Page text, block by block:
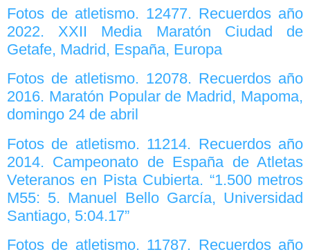
Fotos de atletismo. 12477. Recuerdos año
2022. XXII Media Maratón Ciudad de
Getafe, Madrid, España, Europa
Fotos de atletismo. 12078. Recuerdos año
2016. Maratón Popular de Madrid, Mapoma,
domingo 24 de abril
Fotos de atletismo. 11214. Recuerdos año
2014. Campeonato de España de Atletas
Veteranos en Pista Cubierta. “1.500 metros
M55: 5. Manuel Bello García, Universidad
Santiago, 5:04.17”
Fotos de atletismo. 11787. Recuerdos año